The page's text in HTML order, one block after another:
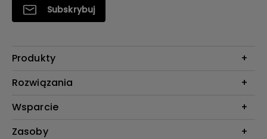
Subskrybuj
Produkty
Projektory
Oświetlenie
Rozwiązania
Biznes i Edukacja
Wsparcie
Kontakt
Zasoby